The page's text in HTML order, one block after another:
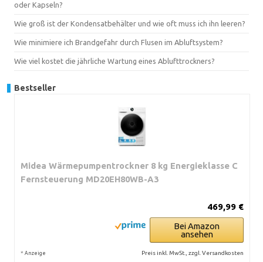
oder Kapseln?
Wie groß ist der Kondensatbehälter und wie oft muss ich ihn leeren?
Wie minimiere ich Brandgefahr durch Flusen im Abluftsystem?
Wie viel kostet die jährliche Wartung eines Ablufttrockners?
Bestseller
Midea Wärmepumpentrockner 8 kg Energieklasse C
Fernsteuerung MD20EH80WB-A3
469,99 €
Bei Amazon
ansehen
* Anzeige Preis inkl. MwSt., zzgl. Versandkosten